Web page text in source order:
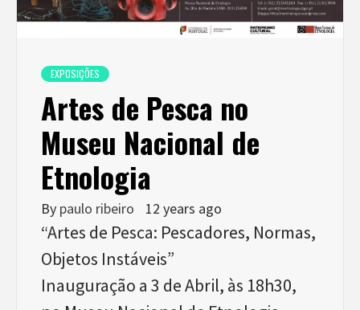
EXPOSIÇÕES
Artes de Pesca no
Museu Nacional de
Etnologia
By paulo ribeiro 12 years ago
“Artes de Pesca: Pescadores, Normas,
Objetos Instáveis”
Inauguração a 3 de Abril, às 18h30,